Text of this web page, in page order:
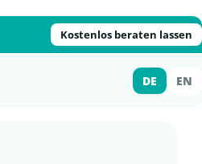
Kostenlos beraten lassen
DE EN